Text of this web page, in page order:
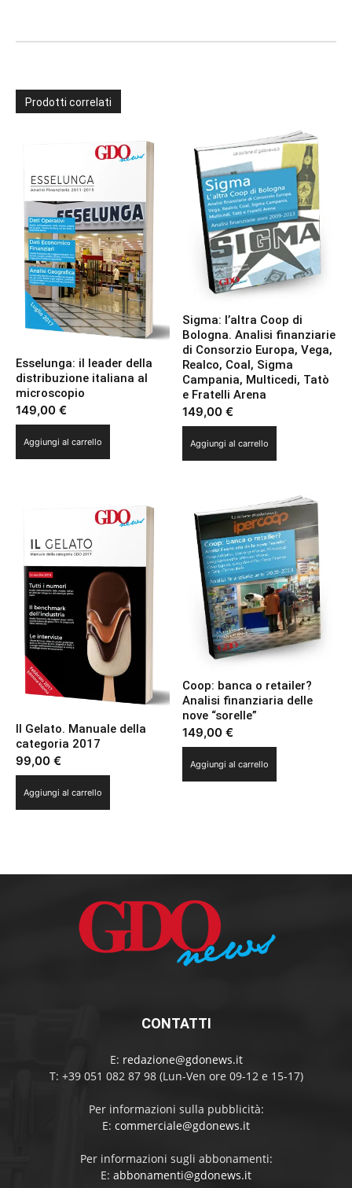
Prodotti correlati
Esselunga: il leader della
distribuzione italiana al
microscopio
149,00 €
Aggiungi al carrello
Sigma: l’altra Coop di
Bologna. Analisi finanziarie
di Consorzio Europa, Vega,
Realco, Coal, Sigma
Campania, Multicedi, Tatò
e Fratelli Arena
149,00€
Aggiungi al carrello
Il Gelato. Manuale della
categoria 2017
99,00 €
Aggiungi al carrello
Coop: banca o retailer?
Analisi finanziaria delle
nove “sorelle”
149,00€
Aggiungi al carrello
CONTATTI
E: redazione@gdonews.it
T: +39 051 082 87 98 (Lun-Ven ore 09-12 e 15-17)
Per informazioni sulla pubblicità:
E: commerciale@gdonews.it
Per informazioni sugli abbonamenti:
E: abbonamenti@gdonews.it